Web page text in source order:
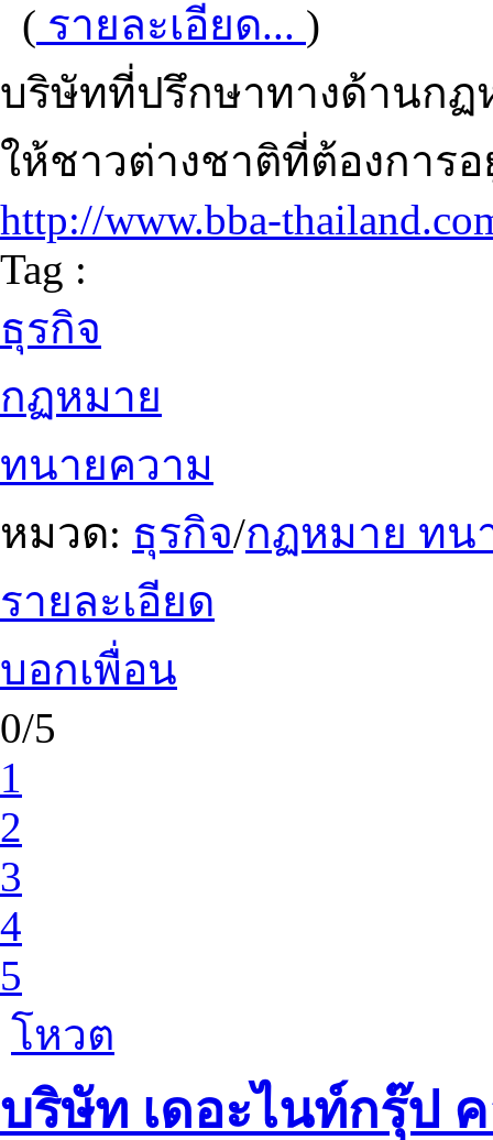
( รายละเอียด... )
บริษัทที่ปรึกษาทางด้านกฏ
ให้ชาวต่างชาติที่ต้องการ
http://www.bba-
Tag :
ธุรกิจ
กฏหมาย
ทนายความ
หมวด: ธุรกิจ/กฏหมาย ทน
รายละเอียด
บอกเพื่อน
0/5
1
2
3
4
5
โหวต
บริษัท เดอะไนท์กรุ๊ป